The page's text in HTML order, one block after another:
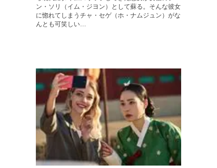
ン・ソリ（イム・ジヨン）として蘇る。そんな彼女
に惚れてしまうチャ・セゲ（ホ・ナムジュン）がな
んとも可笑しい…